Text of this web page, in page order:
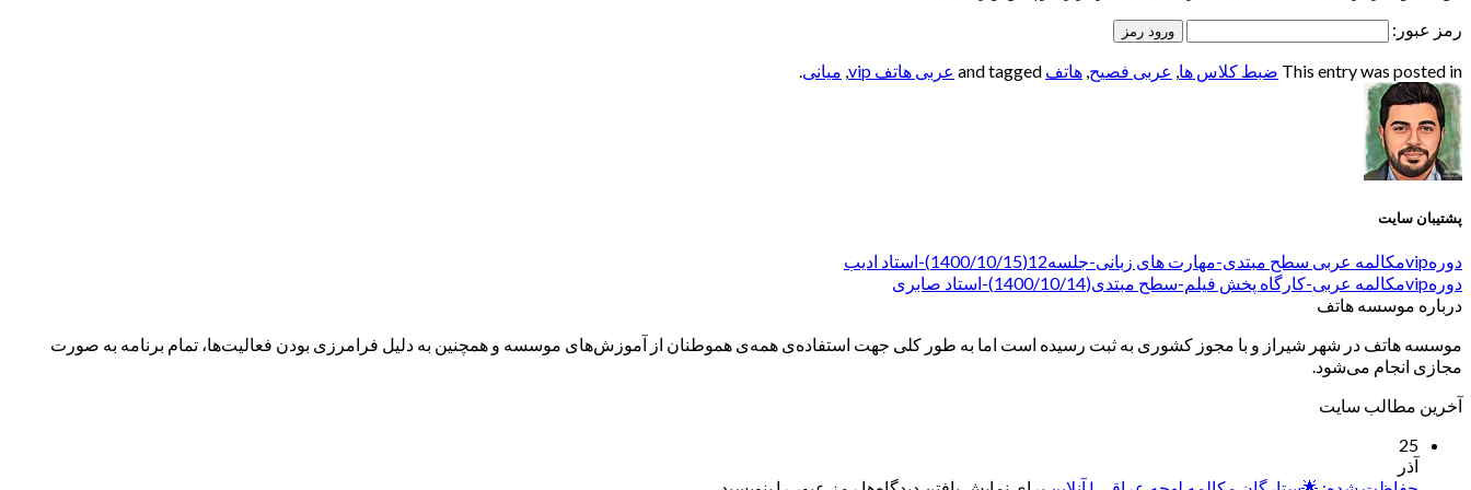
رمز عبور:
This entry was posted in ضبط کلاس ها, عربی فصیح, هاتف عربی هاتف vip , میانی.
پشتیبان سایت
دورهvipمکالمه عربی سطح مبتدی-مهارت های زبانی-جلسه12(1400/10/15)-استاد ادیب
دورهvipمکالمه عربی-کارگاه پخش فیلم-سطح مبتدی(1400/10/14)-استاد صابری
درباره موسسه هاتف
موسسه هاتف در شهر شیراز و با مجوز کشوری به ثبت رسیده است اما به طور کلی جهت استفاده‌ی همه‌ی هموطنان از آموزش‌های موسسه و همچنین به دلیل فرامرزی بودن فعالیت‌ها، تمام برنامه به صورت
مجازی انجام می‌شود.
آخرین مطالب سایت
25
آذر